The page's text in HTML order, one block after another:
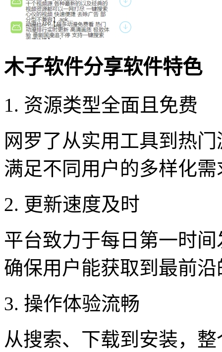
木子软件分享软件特色
1. 资源类型全面且免费
网罗了从实用工具到热
满足不同用户的多样化需
2. 更新速度及时
平台致力于每日第一时
确保用户能获取到最前
3. 操作体验流畅
从搜索、下载到安装，